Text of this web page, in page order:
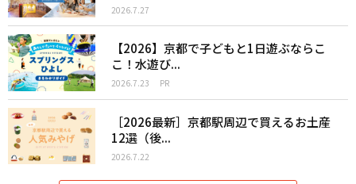
2026.7.27
【2026】京都で子どもと1日遊ぶならこ
こ！水遊び...
2026.7.23 PR
［2026最新］京都駅周辺で買えるお土産
12選（後...
2026.7.22